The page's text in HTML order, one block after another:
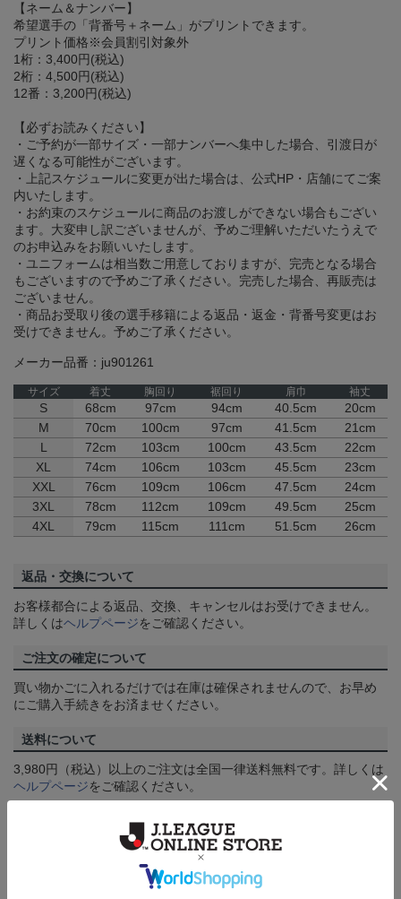
【ネーム＆ナンバー】
希望選手の「背番号＋ネーム」がプリントできます。
プリント価格※会員割引対象外
1桁：3,400円(税込)
2桁：4,500円(税込)
12番：3,200円(税込)
【必ずお読みください】
・ご予約が一部サイズ・一部ナンバーへ集中した場合、引渡日が
遅くなる可能性がございます。
・上記スケジュールに変更が出た場合は、公式HP・店舗にてご案
内いたします。
・お約束のスケジュールに商品のお渡しができない場合もござい
ます。大変申し訳ございませんが、予めご理解いただいたうえで
のお申込みをお願いいたします。
・ユニフォームは相当数ご用意しておりますが、完売となる場合
もございますので予めご了承ください。完売した場合、再販売は
ございません。
・商品お受取り後の選手移籍による返品・返金・背番号変更はお
受けできません。予めご了承ください。
メーカー品番：ju901261
サイズ 着丈 胸回り 裾回り 肩巾 袖丈
S 68cm 97cm 94cm 40.5cm
20cm
M
70cm 100cm 97cm 41.5cm
21cm
L
72cm 103cm 100cm 43.5cm
22cm
XL
74cm 106cm 103cm 45.5cm
23cm
XXL
76cm 109cm 106cm 47.5cm
24cm
3XL
78cm 112cm 109cm 49.5cm
25cm
4XL
79cm 115cm 111cm 51.5cm 26cm
返品・交換について
お客様都合による返品、交換、キャンセルはお受けできません。
詳しくはヘルプページをご確認ください。
ご注文の確定について
買い物かごに入れるだけでは在庫は確保されませんので、お早め
にご購入手続きをお済ませください。
送料について
3,980円（税込）以上のご注文は全国一律送料無料です。詳しくは
ヘルプページをご確認ください。
一部商品はメール便でのお届けとなる場合がございます。詳しく
をご確認ください。